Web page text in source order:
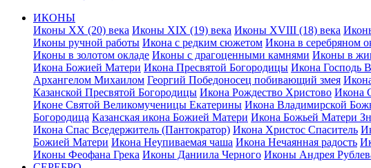
ИКОНЫ
Иконы XX (20) века Иконы XIX (19) века Иконы XVIII (18) века
Иконы ручной работы Икона с редким сюжетом Икона в серебряном
Иконы в золотом окладе Иконы с драгоценными камнями Иконы в
Икона Божией Матери Икона Пресвятой Богородицы Икона Господь
Архангелом Михаилом Георгий Победоносец побивающий змея
Казанской Пресвятой Богородицы Икона Рождество Христово Икона
Иконе Святой Великомученицы Екатерины Икона Владимирской
Богородица Казанская икона Божией Матери Икона Божьей Матери
Икона Спас Вседержитель (Пантократор) Икона Христос Спаситель
Божией Матери Икона Неупиваемая чаша Икона Нечаянная радость
Иконы Феофана Грека Иконы Даниила Черного Иконы Андрея